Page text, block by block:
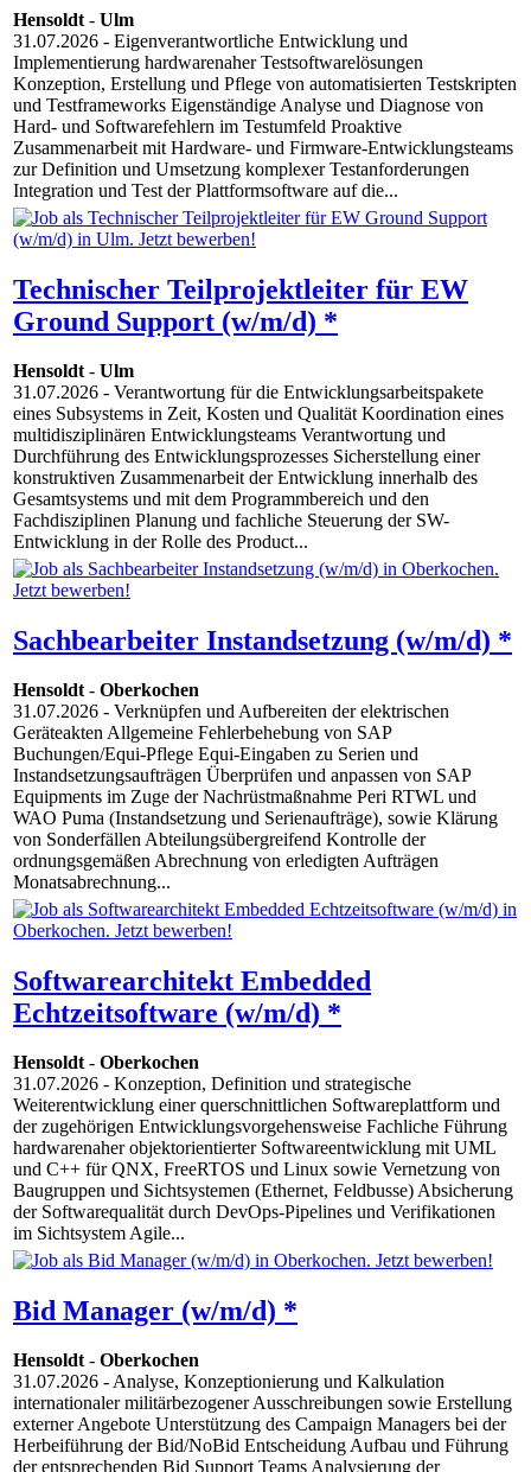
Hensoldt- Ulm
31.07.2026 - Eigenverantwortliche Entwicklung und
Implementierung hardwarenaher Testsoftwarelösungen
Konzeption, Erstellung und Pflege von automatisierten Testskripten
und Testframeworks Eigenständige Analyse und Diagnose von
Hard- und Softwarefehlern im Testumfeld Proaktive
Zusammenarbeit mit Hardware- und Firmware-Entwicklungsteams
zur Definition und Umsetzung komplexer Testanforderungen
Integration und Test der Plattformsoftware auf die...
Technischer Teilprojektleiter für EW
Ground Support (w/m/d) *
Hensoldt- Ulm
31.07.2026 - Verantwortung für die Entwicklungsarbeitspakete
eines Subsystems in Zeit, Kosten und Qualität Koordination eines
multidisziplinären Entwicklungsteams Verantwortung und
Durchführung des Entwicklungsprozesses Sicherstellung einer
konstruktiven Zusammenarbeit der Entwicklung innerhalb des
Gesamtsystems und mit dem Programmbereich und den
Fachdisziplinen Planung und fachliche Steuerung der SW-
Entwicklung in der Rolle des Product...
Sachbearbeiter Instandsetzung (w/m/d) *
Hensoldt- Oberkochen
31.07.2026 - Verknüpfen und Aufbereiten der elektrischen
Geräteakten Allgemeine Fehlerbehebung von SAP
Buchungen/Equi-Pflege Equi-Eingaben zu Serien und
Instandsetzungsaufträgen Überprüfen und anpassen von SAP
Equipments im Zuge der Nachrüstmaßnahme Peri RTWL und
WAO Puma (Instandsetzung und Serienaufträge), sowie Klärung
von Sonderfällen Abteilungsübergreifend Kontrolle der
ordnungsgemäßen Abrechnung von erledigten Aufträgen
Monatsabrechnung...
Softwarearchitekt Embedded
Echtzeitsoftware (w/m/d) *
Hensoldt- Oberkochen
31.07.2026 - Konzeption, Definition und strategische
Weiterentwicklung einer querschnittlichen Softwareplattform und
der zugehörigen Entwicklungsvorgehensweise Fachliche Führung
hardwarenaher objektorientierter Softwareentwicklung mit UML
und C++ für QNX, FreeRTOS und Linux sowie Vernetzung von
Baugruppen und Sichtsystemen (Ethernet, Feldbusse) Absicherung
der Softwarequalität durch DevOps-Pipelines und Verifikationen
im Sichtsystem Agile...
Bid Manager (w/m/d) *
Hensoldt- Oberkochen
31.07.2026 - Analyse, Konzeptionierung und Kalkulation
internationaler militärbezogener Ausschreibungen sowie Erstellung
externer Angebote Unterstützung des Campaign Managers bei der
Herbeiführung der Bid/NoBid Entscheidung Aufbau und Führung
der entsprechenden Bid Support Teams Analysierung der